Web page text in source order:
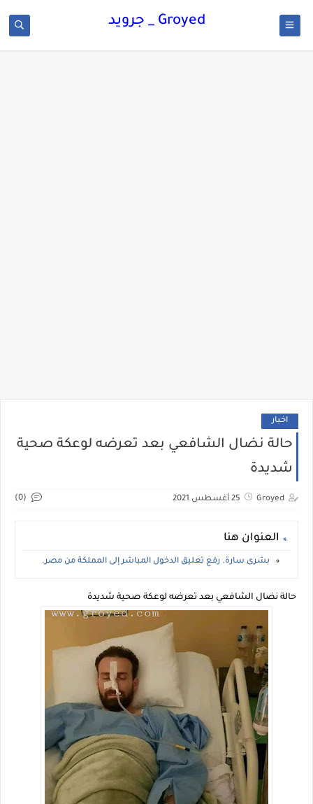
Groyed _ جرويد
اخبار
حالة نضال الشافعي بعد تعرضه لوعكة صحية
شديدة
Groyed 25 أغسطس 2021 (0)
العنوان هنا
بشرى سارة. رفع تعليق الدخول المباشر إلى المملكة من مصر.
حالة نضال الشافعي بعد تعرضه لوعكة صحية شديدة